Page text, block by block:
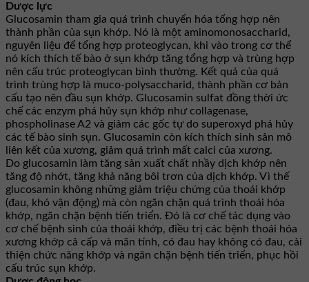
Dược lực
Glucosamin tham gia quá trình chuyển hóa tổng hợp nên
thành phần của sụn khớp. Nó là một aminomonosaccharid,
nguyên liệu để tổng hợp proteoglycan, khi vào trong cơ thể
nó kích thích tế bào ở sụn khớp tăng tổng hợp và trùng hợp
nên cấu trúc proteoglycan bình thường. Kết quả của quá
trình trùng hợp là muco-polysaccharid, thành phần cơ bản
cấu tạo nên đầu sụn khớp. Glucosamin sulfat đồng thời ức
chế các enzym phá hủy sụn khớp như collagenase,
phospholinase A2 và giảm các gốc tự do superoxyd phá hủy
các tế bào sinh sụn. Glucosamin còn kích thích sinh sản mô
liên kết của xương, giảm quá trình mất calci của xương.
Do glucosamin làm tăng sản xuất chất nhầy dịch khớp nên
tăng độ nhớt, tăng khả năng bôi trơn của dịch khớp. Vì thế
glucosamin không những giảm triệu chứng của thoái khớp
(đau, khó vận động) mà còn ngăn chặn quá trình thoái hóa
khớp, ngăn chặn bệnh tiến triển. Đó là cơ chế tác dụng vào
cơ chế bệnh sinh của thoái khớp, điều trị các bệnh thoái hóa
xương khớp cả cấp và mãn tính, có đau hay không có đau, cải
thiện chức năng khớp và ngăn chặn bệnh tiến triển, phục hồi
cấu trúc sụn khớp.